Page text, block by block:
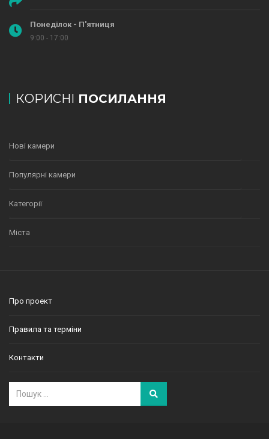
Понеділок - П'ятниця
9:00 - 17:00
КОРИСНІ ПОСИЛАННЯ
Нові камери
Популярні камери
Категорії
Міста
Про проект
Правила та терміни
Контакти